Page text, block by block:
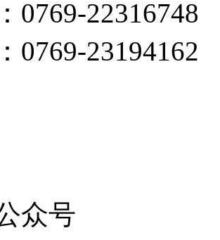
0769-22316748
0769-23194162
众号